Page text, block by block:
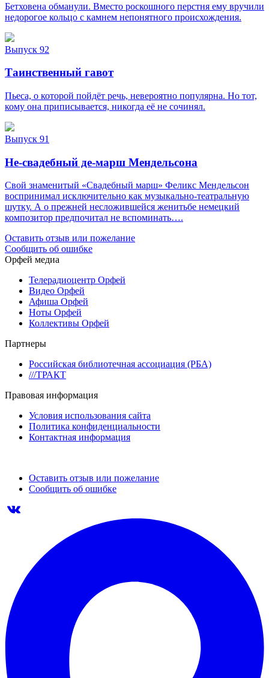
Бетховена обманули. Вместо роскошного перстня ему вручили
недорогое кольцо с камнем непонятного происхождения.
Выпуск 92
Таинственный гавот
Пьеса, о которой пойдёт речь, невероятно популярна. Но тот,
кому она приписывается, никогда её не сочинял.
Выпуск 91
Не-свадебный де-марш Мендельсона
Свой знаменитый «Свадебный марш» Феликс Мендельсон
воспринимал исключительно как музыкально-театральную
шутку. А о прежней несложившейся женитьбе немецкий
композитор предпочитал не вспоминать….
Оставить отзыв или пожелание
Сообщить об ошибке
Орфей медиа
Телерадиоцентр Орфей
Видео Орфей
Афиша Орфей
Ноты Орфей
Коллективы Орфей
Партнеры
Российская библиотечная ассоциация (РБА)
///ТРАКТ
Правовая информация
Условия использования сайта
Политика конфиденциальности
Контактная информация
Оставить отзыв или пожелание
Сообщить об ошибке